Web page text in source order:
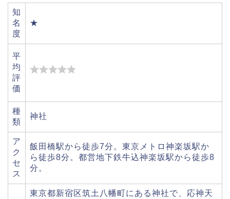
知
名
度
★
平
均
評
価
種
類
神社
ア
ク
セ
ス
飯田橋駅から徒歩7分。東京メトロ神楽坂駅か
ら徒歩8分。都営地下鉄牛込神楽坂駅から徒歩8
分。
東京都新宿区筑土八幡町にある神社で、応神天